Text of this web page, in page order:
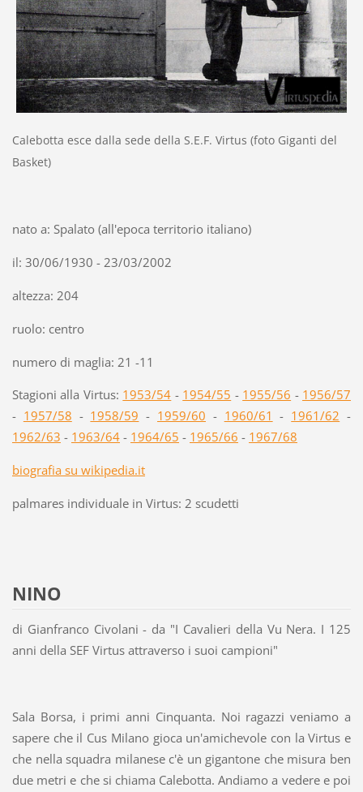
Calebotta esce dalla sede della S.E.F. Virtus (foto Giganti del
Basket)
nato a: Spalato (all'epoca territorio italiano)
il: 30/06/1930 - 23/03/2002
altezza: 204
ruolo: centro
numero di maglia: 21 -11
Stagioni alla Virtus: 1953/54 - 1954/55 - 1955/56 - 1956/57
- 1957/58 - 1958/59 - 1959/60 - 1960/61 - 1961/62 -
1962/63 - 1963/64- 1964/65 - 1965/66 - 1967/68
biografia su wikipedia.it
palmares individuale in Virtus: 2 scudetti
NINO
di Gianfranco Civolani - da "I Cavalieri della Vu Nera. I 125
anni della SEF Virtus attraverso i suoi campioni"
Sala Borsa, i primi anni Cinquanta. Noi ragazzi veniamo a
sapere che il Cus Milano gioca un'amichevole con la Virtus e
che nella squadra milanese c'è un gigantone che misura ben
due metri e che si chiama Calebotta. Andiamo a vedere e poi